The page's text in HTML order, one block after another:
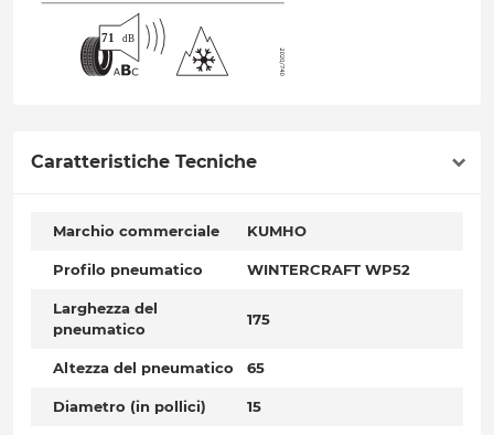
Caratteristiche Tecniche
Marchio commerciale KUMHO
Profilo pneumatico WINTERCRAFT WP52
Larghezza del
pneumatico
175
Altezza del pneumatico 65
Diametro (in pollici) 15